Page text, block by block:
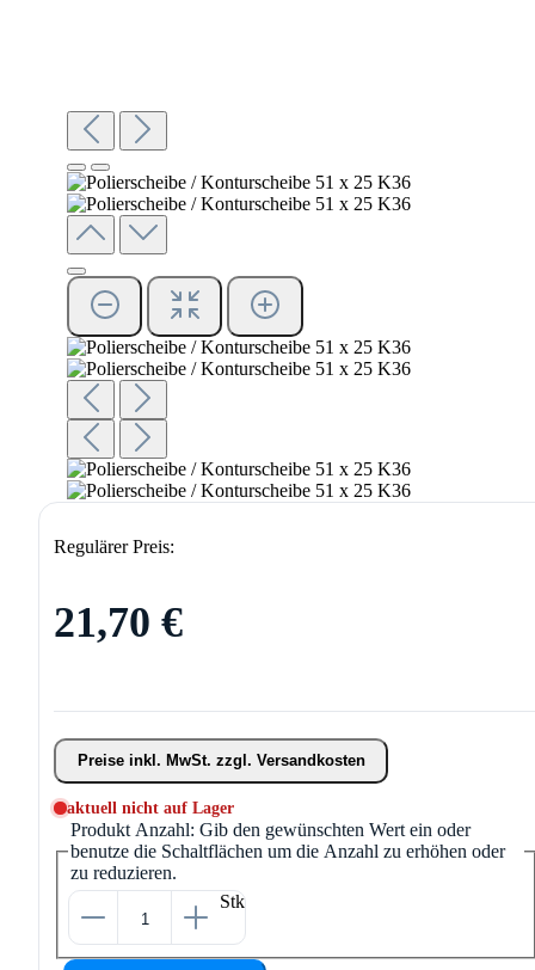
Regulärer Preis:
21,70 €
Preise inkl. MwSt. zzgl. Versandkosten
aktuell nicht auf Lager
Produkt Anzahl: Gib den gewünschten Wert ein oder
benutze die Schaltflächen um die Anzahl zu erhöhen oder
zu reduzieren.
Stk